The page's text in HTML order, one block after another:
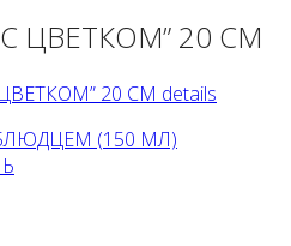
ЦВЕТКОМ” 20 СМ
20 СМ details